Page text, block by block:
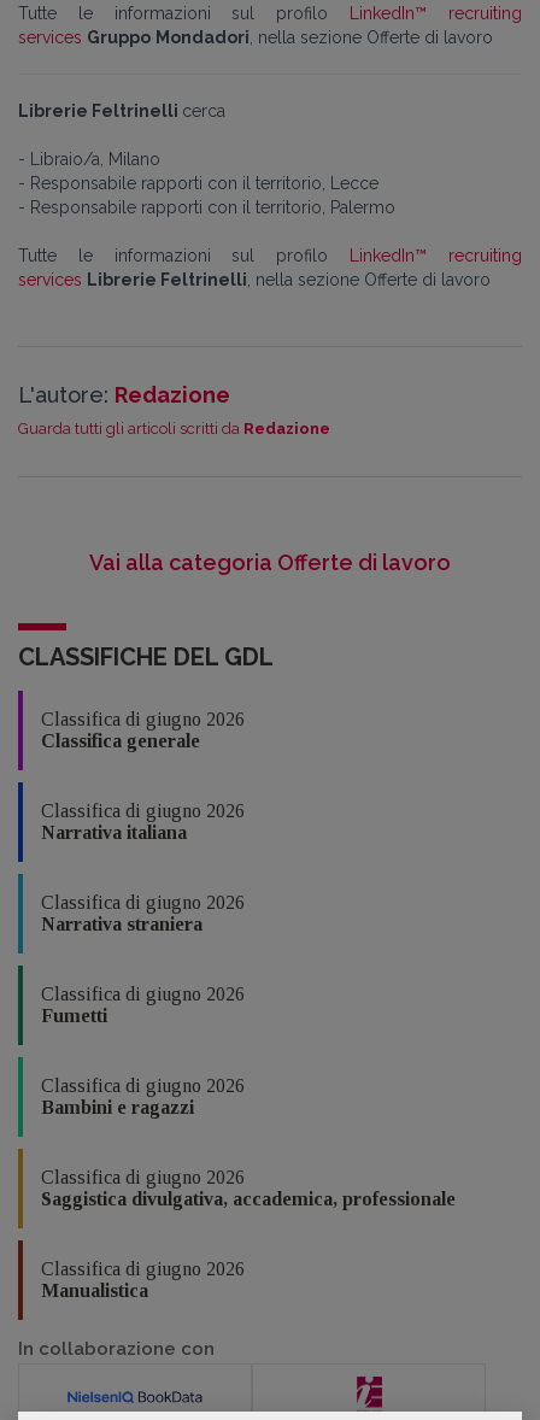
Tutte le informazioni sul profilo
LinkedIn™ recruiting
services Gruppo Mondadori , nella sezione Offerte di lavoro
Librerie Feltrinelli cerca
- Libraio/a, Milano
- Responsabile rapporti con il territorio, Lecce
- Responsabile rapporti con il territorio, Palermo
Tutte le informazioni sul profilo
LinkedIn™ recruiting
services Librerie Feltrinelli , nella sezione Offerte di lavoro
L'autore: Redazione
Guarda tutti gli articoli scritti da Redazione
Vai alla categoria Offerte di lavoro
CLASSIFICHE DEL GDL
Classifica di giugno 2026
Classifica generale
Classifica di giugno 2026
Narrativa italiana
Classifica di giugno 2026
Narrativa straniera
Classifica di giugno 2026
Fumetti
Classifica di giugno 2026
Bambini e ragazzi
Classifica di giugno 2026
Saggistica divulgativa, accademica, professionale
Classifica di giugno 2026
Manualistica
In collaborazione con